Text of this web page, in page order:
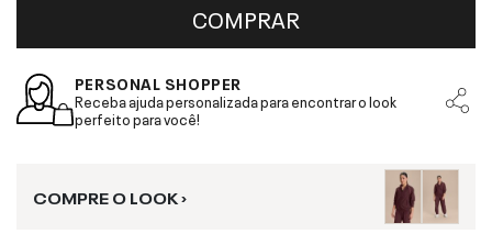
COMPRAR
PERSONAL SHOPPER
Receba ajuda personalizada para encontrar o look
perfeito para você!
COMPRE O LOOK ›